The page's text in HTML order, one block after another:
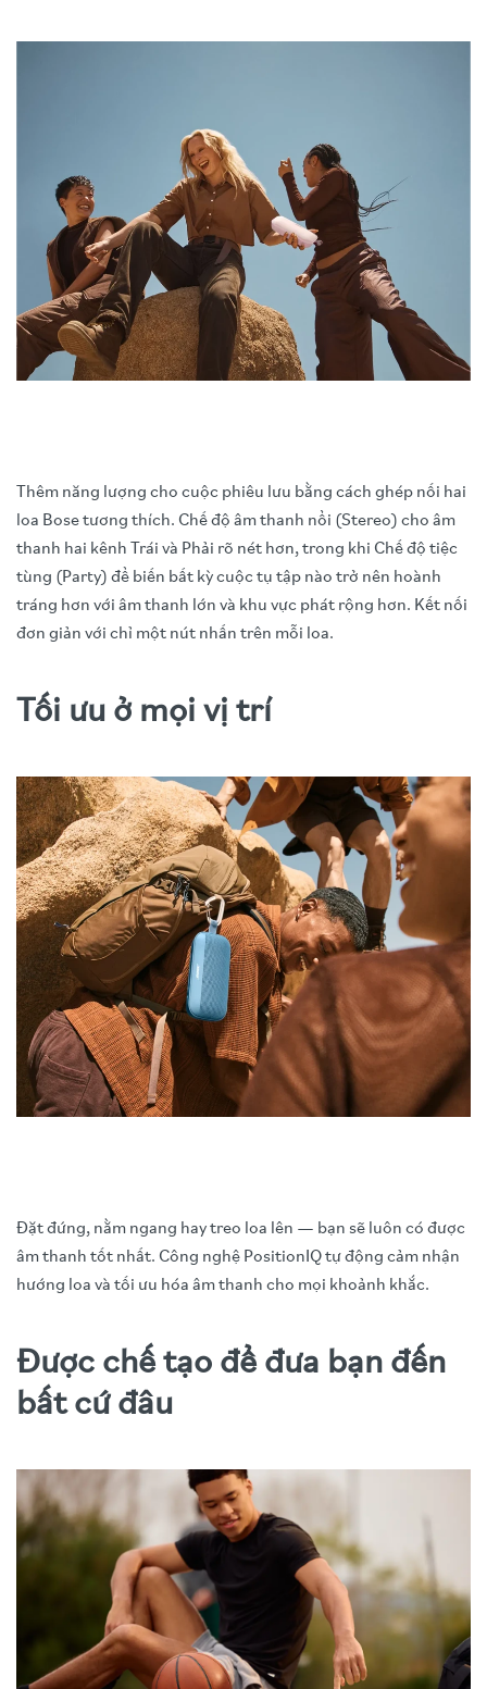
Thêm năng lượng cho cuộc phiêu lưu bằng cách ghép nối hai
loa Bose tương thích. Chế độ âm thanh nổi (Stereo) cho âm
thanh hai kênh Trái và Phải rõ nét hơn, trong khi Chế độ tiệc
tùng (Party) để biến bất kỳ cuộc tụ tập nào trở nên hoành
tráng hơn với âm thanh lớn và khu vực phát rộng hơn. Kết nối
đơn giản với chỉ một nút nhấn trên mỗi loa.
Tối ưu ở mọi vị trí
Đặt đứng, nằm ngang hay treo loa lên — bạn sẽ luôn có được
âm thanh tốt nhất. Công nghệ PositionIQ tự động cảm nhận
hướng loa và tối ưu hóa âm thanh cho mọi khoảnh khắc.
Được chế tạo để đưa bạn đến
bất cứ đâu